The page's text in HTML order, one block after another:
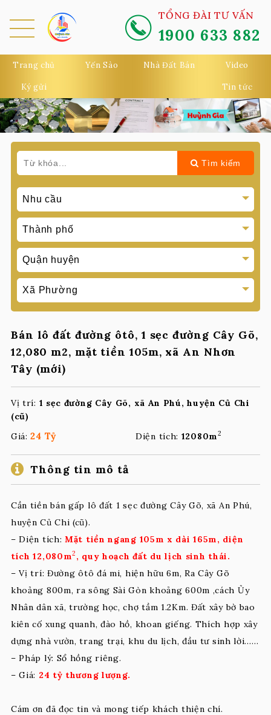
TỔNG ĐÀI TƯ VẤN
1900 633 882
Trang chủ Yến Sào Nhà Đất Bán Video
Ký gửi Tin tức
MEN
Tìm kiếm
Bán lô đất đường ôtô, 1 sẹc đường Cây Gõ,
12,080 m2, mặt tiền 105m, xã An Nhơn
Tây (mới)
Vị trí: 1 sẹc đường Cây Gõ, xã An Phú, huyện Củ Chi
(cũ)
Giá:24 Tỷ Diện tích: 12080m2
Thông tin mô tả
Cần tiền bán gấp lô đất 1 sẹc đường Cây Gõ, xã An Phú,
huyện Củ Chi (cũ).
– Diện tích:Mặt tiền ngang 105m x dài 165m, diện
tích 12,080m2 , quy hoạch đất du lịch sinh thái.
– Vị trí: Đường ôtô đá mi, hiện hữu 6m, Ra Cây Gõ
khoảng 800m, ra sông Sài Gòn khoảng 600m ,cách Ủy
Nhân dân xã, trường học, chợ tầm 1.2Km. Đất xây bờ bao
kiên cố xung quanh, đào hồ, khoan giếng. Thích hợp xây
dựng nhà vườn, trang trại, khu du lịch, đầu tư sinh lời..….
– Pháp lý: Sổ hồng riêng.
– Giá: 24 tỷ thương lượng.
Cám ơn đã đọc tin và mong tiếp khách thiện chí.